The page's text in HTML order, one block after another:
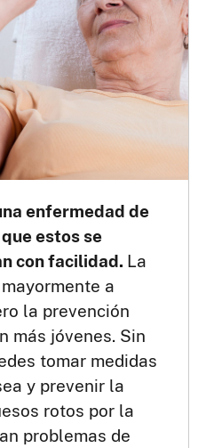
enfermedad de
estos se
con facilidad. La
a
la prevención
más jóvenes. Sin
tomar medidas
y prevenir la
rotos por la
problemas de